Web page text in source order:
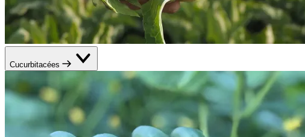
Cucurbitacées